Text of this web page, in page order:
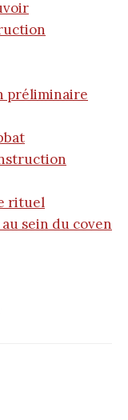
préliminaire
rituel
sein du coven